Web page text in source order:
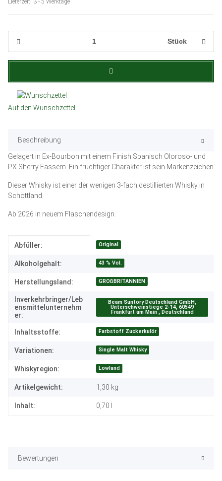
Stück
Auf den Wunschzettel
Beschreibung
Gelagert in Ex-Bourbon mit einem Finish Spanisch Oloroso- und
PX Sherry Fässern. Ein fruchtiger Charakter ist sein Markenzeichen
Dieser Whisky ist einer der wenigen 3-fach destillierten Whisky in
Schottland.
Ab 2026 in neuem Flaschendesign.
Produkteigenschaft
Wert
Abfüller: Original
Alkoholgehalt: 43 % Vol.
Herstellungsland: GROßBRITANNIEN
Inverkehrbringer/Leb
ensmittelunternehm
er:
Beam Suntory Deutschland GmbH,
Unterschweinstiege 2-14, 60549
Frankfurt am Main , Deutschland
Inhaltsstoffe: Farbstoff Zuckerkulör
Variationen: Single Malt Whisky
Whiskyregion: Lowland
Artikelgewicht: 1,30 kg
Inhalt: 0,70 l
Bewertungen